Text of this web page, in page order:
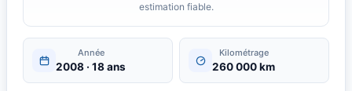
estimation fiable.
Année
2008 · 18 ans
Kilométrage
260 000 km